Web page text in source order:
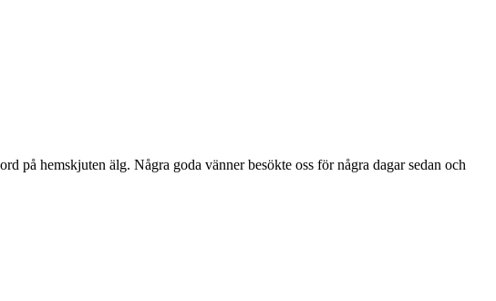
på hemskjuten älg. Några goda vänner besökte oss för några dagar sedan och